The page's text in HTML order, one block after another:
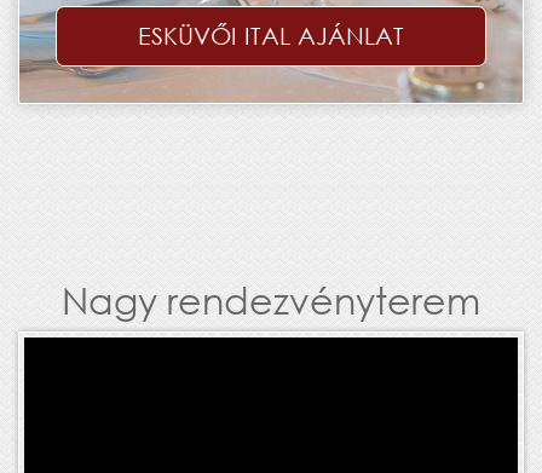
ESKÜVŐI ITAL AJÁNLAT
Nagy rendezvényterem